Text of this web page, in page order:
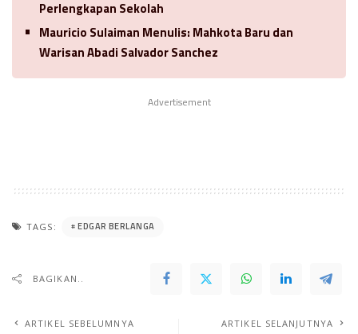
Perlengkapan Sekolah
Mauricio Sulaiman Menulis: Mahkota Baru dan
Warisan Abadi Salvador Sanchez
Advertisement
TAGS: EDGAR BERLANGA
BAGIKAN..
ARTIKEL SEBELUMNYA ARTIKEL SELANJUTNYA